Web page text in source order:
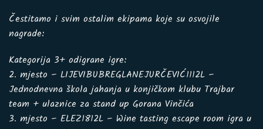
Čestitamo i svim ostalim ekipama koje su osvojile
nagrade:
Kategorija 3+ odigrane igre:
2. mjesto – LIJEVIBUBREGLANEJURČEVIĆ1112L –
Jednodnevna škola jahanja u konjičkom klubu Trajbar
team + ulaznice za stand up Gorana Vinčića
3. mjesto – ELEZ1812L – Wine tasting escape room igra u